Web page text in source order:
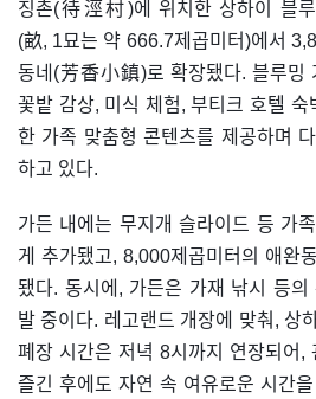
징촌(待涇村)에 위치한 상하이 블
(畝, 1묘는 약 666.7제곱미터)에서
동네(芳香小鎮)로 확장됐다. 블루밍
꽃밭 감상, 미식 체험, 부티크 호텔
한 가족 맞춤형 콘텐츠를 제공하며
하고 있다.
가든 내에는 무지개 슬라이드 등 가
게 추가됐고, 8,000제곱미터의 애완
됐다. 동시에, 가든은 가재 낚시 등의
발 중이다. 레고랜드 개장에 맞춰, 상
폐장 시간은 저녁 8시까지 연장되어,
즐긴 후에도 자연 속 여유로운 시간